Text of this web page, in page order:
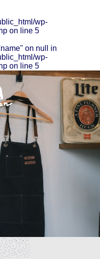
wp-
on line 5
on null in
wp-
on line 5